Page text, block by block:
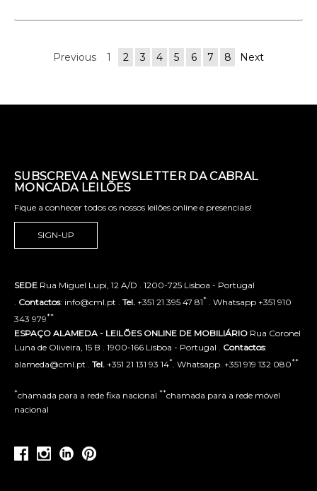
Previous 1 2 3 4 5 6 7 8 Next
SUBSCREVA A NEWSLETTER DA CABRAL
MONCADA LEILÕES
Fique a conhecer todos os nossos leilões online e presenciais!
SIGN-UP
SEDE Rua Miguel Lupi, 12 A/D . 1200-725 Lisboa - Portugal
. Contactos: info@cml.pt . Tel. +351 21 395 47 81* . Whatsapp +351 910
343 979**
ESPAÇO ALAMEDA - LEILÕES ONLINE DE MOBILIÁRIO Rua Coronel
Luna de Oliveira, 15 B . 1900-166 Lisboa - Portugal . Contactos:
alameda@cml.pt . Tel. +351 21 131 93 14*. Whatsapp. +351 919 132 080**
*chamada para a rede fixa nacional **chamada para a rede móvel
nacional